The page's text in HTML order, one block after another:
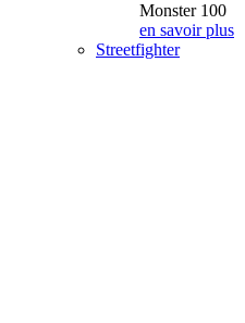
Monster 100
en savoir plus
Streetfighter